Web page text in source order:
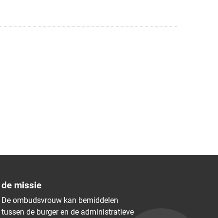
de missie
De ombudsvrouw kan bemiddelen
tussen de burger en de administratieve